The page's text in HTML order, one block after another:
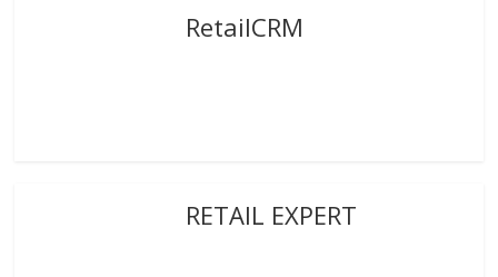
RetailCRM
RETAIL EXPERT